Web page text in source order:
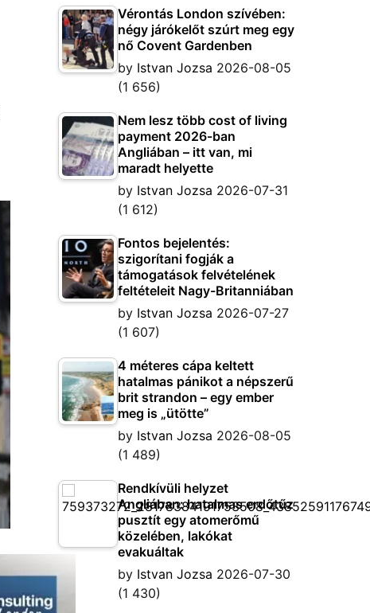
Vérontás London szívében:
négy járókelőt szúrt meg egy
nő Covent Gardenben
by Istvan Jozsa 2026-08-05
(1 656)
Nem lesz több cost of living
payment 2026-ban
Angliában – itt van, mi
maradt helyette
by Istvan Jozsa 2026-07-31
(1 612)
Fontos bejelentés:
szigorítani fogják a
támogatások felvételének
feltételeit Nagy-Britanniában
by Istvan Jozsa 2026-07-27
(1 607)
4 méteres cápa keltett
hatalmas pánikot a népszerű
brit strandon – egy ember
meg is „ütötte”
by Istvan Jozsa 2026-08-05
(1 489)
Rendkívüli helyzet
Angliában: hatalmas erdőtűz
pusztít egy atomerőmű
közelében, lakókat
evakuáltak
by Istvan Jozsa 2026-07-30
(1 430)